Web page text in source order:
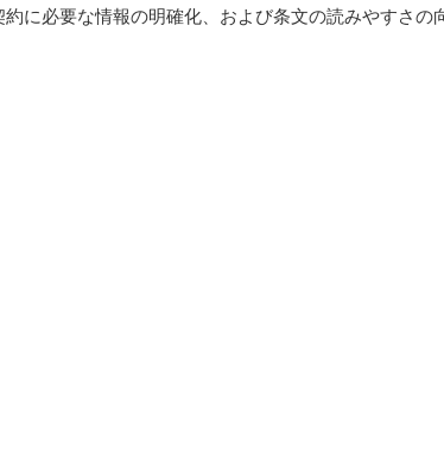
に必要な情報の明確化、および条⽂の読みやすさの